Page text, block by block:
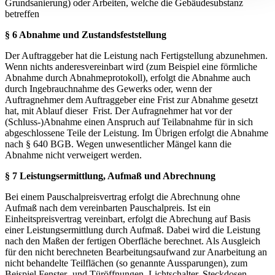
Grundsanierung) oder Arbeiten, welche die Gebäudesubstanz
betreffen
§ 6 Abnahme und Zustandsfeststellung
Der Auftraggeber hat die Leistung nach Fertigstellung abzunehmen.
Wenn nichts anderesvereinbart wird (zum Beispiel eine förmliche
Abnahme durch Abnahmeprotokoll), erfolgt die Abnahme auch
durch Ingebrauchnahme des Gewerks oder, wenn der
Auftragnehmer dem Auftraggeber eine Frist zur Abnahme gesetzt
hat, mit Ablauf dieser Frist. Der Aufragnehmer hat vor der
(Schluss-)Abnahme einen Anspruch auf Teilabnahme für in sich
abgeschlossene Teile der Leistung. Im Übrigen erfolgt die Abnahme
nach § 640 BGB. Wegen unwesentlicher Mängel kann die
Abnahme nicht verweigert werden.
§ 7 Leistungsermittlung, Aufmaß und Abrechnung
Bei einem Pauschalpreisvertrag erfolgt die Abrechnung ohne
Aufmaß nach dem vereinbarten Pauschalpreis. Ist ein
Einheitspreisvertrag vereinbart, erfolgt die Abrechung auf Basis
einer Leistungsermittlung durch Aufmaß. Dabei wird die Leistung
nach den Maßen der fertigen Oberfläche berechnet. Als Ausgleich
für den nicht berechneten Bearbeitungsaufwand zur Anarbeitung an
nicht behandelte Teilflächen (so genannte Aussparungen), zum